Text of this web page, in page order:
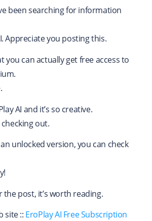
been searching for information
Appreciate you posting this.
you can actually get free access to
AI and it’s so creative.
out.
unlocked version, you can check
the post, it’s worth reading.
site :: EroPlay AI Free Subscription